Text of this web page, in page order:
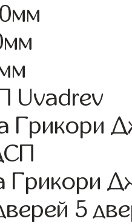
Uvadrev
Грикори
Грикори
5